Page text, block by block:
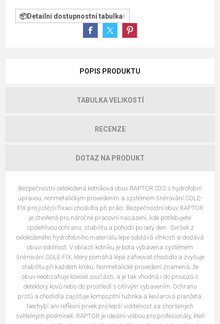
Detailní dostupnostní tabulka
POPIS PRODUKTU
TABULKA VELIKOSTÍ
RECENZE
DOTAZ NA PRODUKT
Bezpečnostní celokožená kotníková obuv RAPTOR S3S s hydrofobní
úpravou, nonmetalickým provedením a systémem šněrování SOLE-
FIX pro jistější fixaci chodidla při práci. Bezpečnostní obuv RAPTOR
je stvořená pro náročné pracovní nasazení, kde potřebujete
spolehlivou ochranu, stabilitu a pohodlí po celý den. Svršek z
celokoženého hydrofobního materiálu lépe odolává vlhkosti a dodává
obuvi odolnost. V oblasti kotníku je bota vybavena systémem
šněrování SOLE-FIX, který pomáhá lépe zafixovat chodidlo a zvyšuje
stabilitu při každém kroku. Nonmetalické provedení znamená, že
obuv neobsahuje kovové součásti, a je tak vhodná i do provozů s
detektory kovů nebo do prostředí s citlivým vybavením. Ochranu
prstů a chodidla zajišťuje kompozitní tužinka a kevlarová planžeta.
Nechybí ani reflexní prvek pro lepší viditelnost za zhoršených
světelných podmínek. RAPTOR je ideální volbou pro profesionály, kteří